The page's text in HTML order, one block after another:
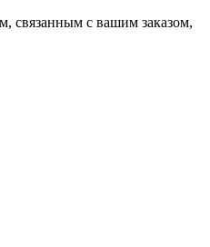
связанным с вашим заказом,